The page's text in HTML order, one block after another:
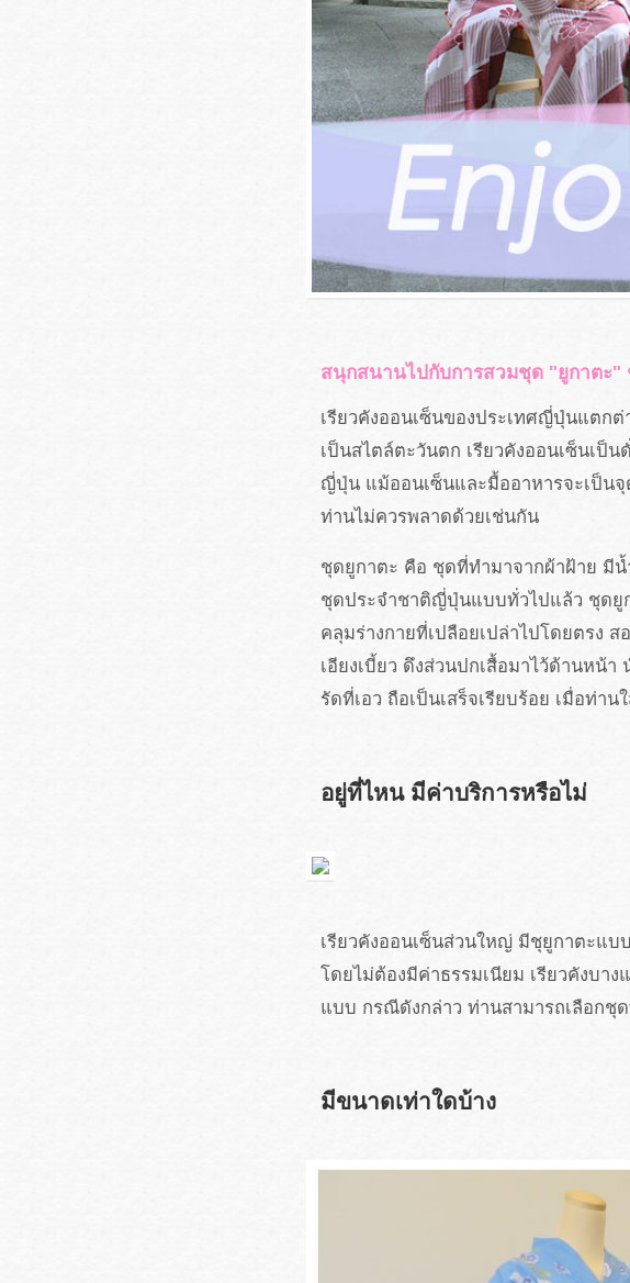
สนุกสนานไปกับการสวมชุด "ยูกาตะ
เรียวคังออนเซ็นของประเทศญี่ปุ่นแตก
เป็นสไตล์ตะวันตก เรียวคังออนเซ็นเป็
ญี่ปุ่น แม้ออนเซ็นและมื้ออาหารจะเป็น
ท่านไม่ควรพลาดด้วยเช่นกัน
ชุดยูกาตะ คือ ชุดที่ทำมาจากผ้าฝ้าย มีน้
ชุดประจำชาติญี่ปุ่นแบบทั่วไปแล้ว ชุดยู
คลุมร่างกายที่เปลือยเปล่าไปโดยตรง
เอียงเบี้ยว ดึงส่วนปกเสื้อมาไว้ด้านหน้
รัดที่เอว ถือเป็นเสร็จเรียบร้อย เมื่อท่า
อยู่ที่ไหน มีค่าบริการหรือไม่
เรียวคังออนเซ็นส่วนใหญ่ มีชุยูกาตะแบ
โดยไม่ต้องมีค่าธรรมเนียม เรียวคังบา
แบบ กรณีดังกล่าว ท่านสามารถเลือกชุ
มีขนาดเท่าใดบ้าง